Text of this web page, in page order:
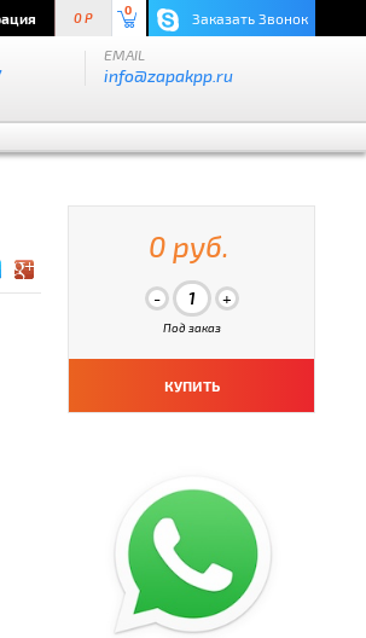
0 P
0 Заказать Звонок
EMAIL
info@zapakpp.ru
0 руб.
Под заказ
КУПИТЬ